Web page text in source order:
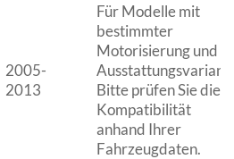
2005-
2013
Für Modelle mit
bestimmter
Motorisierung und
Bitte prüfen Sie die
Kompatibilität
anhand Ihrer
Fahrzeugdaten.